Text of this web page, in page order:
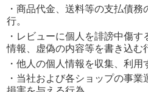
・商品代金、送料等の支払債
行。
・レビューに個人を誹謗中傷
情報、虚偽の内容等を書き込む
・他人の個人情報を収集、利用
・当社および各ショップの事業